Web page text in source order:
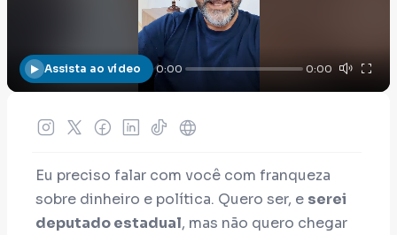
Assista ao vídeo 0:00 0:00
Eu preciso falar com você com franqueza
sobre dinheiro e política. Quero ser, e serei
deputado estadual, mas não quero chegar